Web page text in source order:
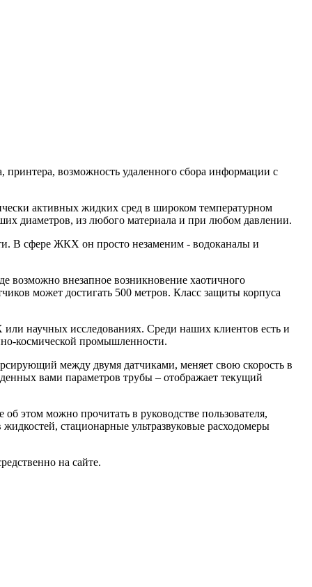
возможность удаленного сбора информации с
активных жидких сред в широком температурном
диаметров, из любого материала и при любом давлении.
В сфере ЖКХ он просто незаменим - водоканалы и
возможно внезапное возникновение хаотичного
может достигать 500 метров. Класс защиты корпуса
научных исследованиях. Среди наших клиентов есть и
космической промышленности.
между двумя датчиками, меняет свою скорость в
вами параметров трубы – отображает текущий
этом можно прочитать в руководстве пользователя,
стационарные ультразвуковые расходомеры
на сайте.